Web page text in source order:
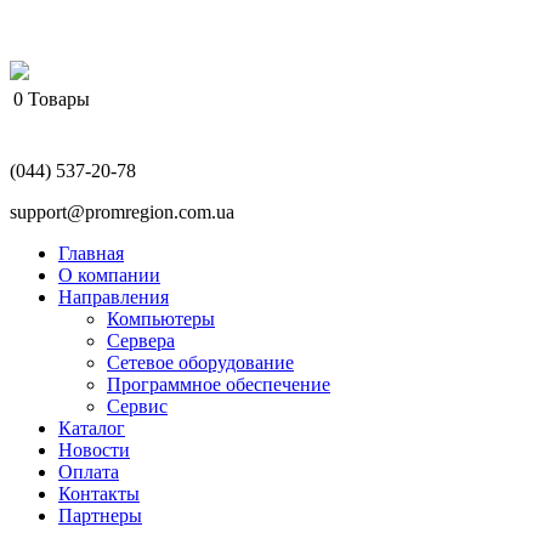
0 Товары
(044) 537-20-78
support@promregion.com.ua
Главная
О компании
Направления
Компьютеры
Сервера
Сетевое оборудование
Программное обеспечение
Сервис
Каталог
Новости
Оплата
Контакты
Партнеры